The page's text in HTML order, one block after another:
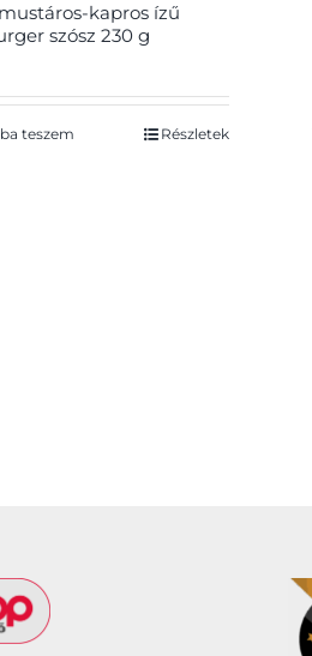
kapros ízű
szósz 230 g
teszem Részletek